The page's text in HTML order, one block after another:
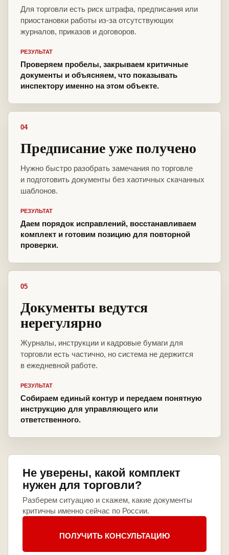
Для торговли есть риск штрафа, предписания или
приостановки работы из-за отсутствующих
журналов, приказов и договоров.
РЕЗУЛЬТАТ
Проверяем пробелы, закрываем критичные
документы и объясняем, что показывать
инспектору именно на этом объекте.
04
Предписание уже получено
Нужно быстро разобрать замечания по торговле
и подготовить документы без хаотичных скачанных
шаблонов.
РЕЗУЛЬТАТ
Даем порядок исправлений, восстанавливаем
комплект и готовим позицию для повторной
проверки.
05
Документы ведутся
нерегулярно
Журналы, инструкции и кадровые бумаги для
торговли есть частично, но система не держится
в ежедневной работе.
РЕЗУЛЬТАТ
Собираем единый контур и передаем понятную
инструкцию для управляющего или
ответственного.
Не уверены, какой комплект
нужен для торговли?
Разберем ситуацию и скажем, какие документы
критичны именно сейчас по России.
ПОЛУЧИТЬ КОНСУЛЬТАЦИЮ